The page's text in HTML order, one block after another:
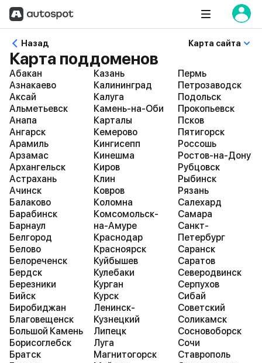
Назад Карта сайта
Карта поддоменов
Абакан
Азнакаево
Аксай
Альметьевск
Анапа
Ангарск
Арамиль
Арзамас
Архангельск
Астрахань
Ачинск
Балаково
Барабинск
Барнаул
Белгород
Белово
Белореченск
Бердск
Березники
Бийск
Биробиджан
Благовещенск
Большой Камень
Борисоглебск
Братск
Казань
Калининград
Калуга
Камень-на-Оби
Карталы
Кемерово
Кингисепп
Кинешма
Киров
Клин
Ковров
Коломна
Комсомольск-
на-Амуре
Краснодар
Красноярск
Куйбышев
Кулебаки
Курган
Курск
Ленинск-
Кузнецкий
Липецк
Луга
Магнитогорск
Пермь
Петрозаводск
Подольск
Прокопьевск
Псков
Пятигорск
Россошь
Ростов-на-Дону
Рубцовск
Рыбинск
Рязань
Салехард
Самара
Санкт-
Петербург
Саранск
Саратов
Северодвинск
Серпухов
Сибай
Советский
Соликамск
Сосновоборск
Сочи
Ставрополь